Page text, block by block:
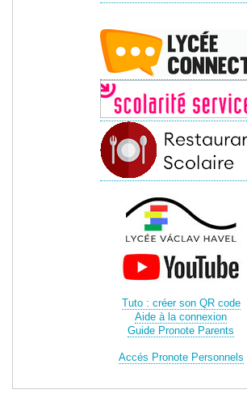
Tuto : créer son QR code
Aide à la connexion
Guide Pronote Parents
Accés Pronote Personnels